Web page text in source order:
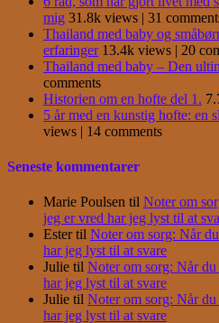
mig 31.8k views | 31
Thailand med baby og
erfaringer 13.4k views | 20
Thailand med baby – Den
comments
Historien om en hofte del 1.
5 år med en kunstig hofte: en
views | 14 comments
Seneste kommentarer
Marie Poulsen til Noter om
jeg er vred har jeg lyst til at
Estertil Noter om sorg: Når
har jeg lyst til at svare
Julie til Noter om sorg: Når
har jeg lyst til at svare
Julie til Noter om sorg: Når
har jeg lyst til at svare